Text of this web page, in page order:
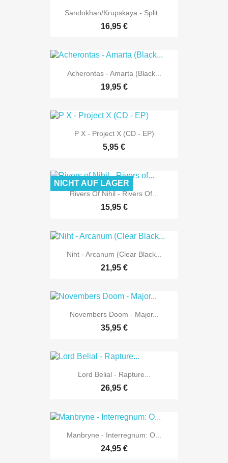
Sandokhan/Krupskaya - Split...
16,95 €
Acherontas - Amarta (Black...
19,95 €
P X - Project X (CD - EP)
5,95 €
Rivers Of Nihil - Rivers Of...
15,95 €
NICHT AUF LAGER
Niht - Arcanum (Clear Black...
21,95 €
Novembers Doom - Major...
35,95 €
Lord Belial - Rapture...
26,95 €
Manbryne - Interregnum: O...
24,95 €